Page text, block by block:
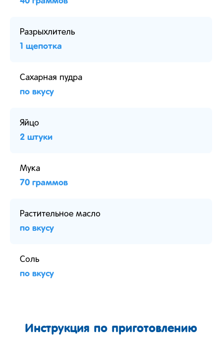
Разрыхлитель
1 щепотка
Сахарная пудра
по вкусу
Яйцо
2 штуки
Мука
70 граммов
Растительное масло
по вкусу
Соль
по вкусу
Инструкция по приготовлению